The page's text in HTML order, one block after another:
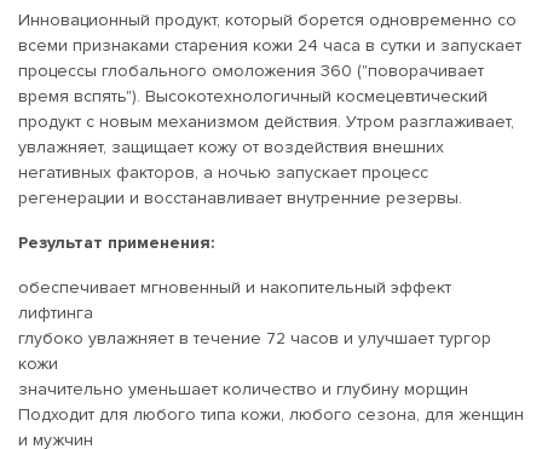
Инновационный продукт, который борется одновременно со
всеми признаками старения кожи 24 часа в сутки и запускает
процессы глобального омоложения 360 ("поворачивает
время вспять"). Высокотехнологичный космецевтический
продукт с новым механизмом действия. Утром разглаживает,
увлажняет, защищает кожу от воздействия внешних
негативных факторов, а ночью запускает процесс
регенерации и восстанавливает внутренние резервы.
Результат применения:
обеспечивает мгновенный и накопительный эффект
лифтинга
глубоко увлажняет в течение 72 часов и улучшает тургор
кожи
значительно уменьшает количество и глубину морщин
Подходит для любого типа кожи, любого сезона, для женщин
и мужчин